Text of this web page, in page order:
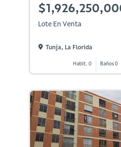
Lote En Venta
Tunja, La Florida
Habit. 0 Baños 0